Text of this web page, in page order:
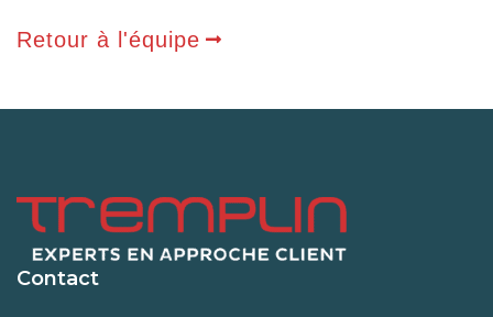
Retour à l'équipe
Contact